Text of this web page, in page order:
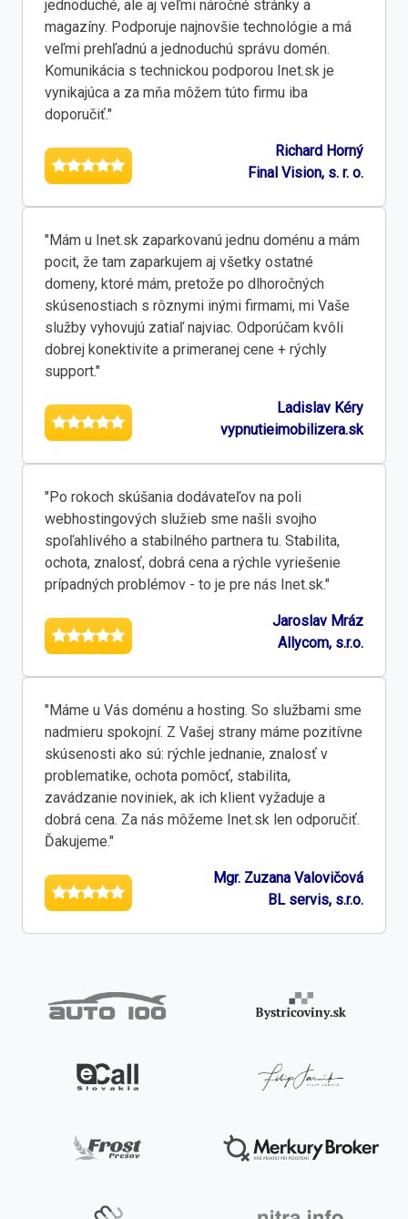
jednoduché, ale aj veľmi náročné stránky a
magazíny. Podporuje najnovšie technológie a má
veľmi prehľadnú a jednoduchú správu domén.
Komunikácia s technickou podporou Inet.sk je
vynikajúca a za mňa môžem túto firmu iba
doporučiť."
Richard Horný
Final Vision, s. r. o.
"Mám u Inet.sk zaparkovanú jednu doménu a mám
pocit, že tam zaparkujem aj všetky ostatné
domeny, ktoré mám, pretože po dlhoročných
skúsenostiach s rôznymi inými firmami, mi Vaše
služby vyhovujú zatiaľ najviac. Odporúčam kvôli
dobrej konektivite a primeranej cene + rýchly
support."
Ladislav Kéry
vypnutieimobilizera.sk
"Po rokoch skúšania dodávateľov na poli
webhostingových služieb sme našli svojho
spoľahlivého a stabilného partnera tu. Stabilita,
ochota, znalosť, dobrá cena a rýchle vyriešenie
prípadných problémov - to je pre nás Inet.sk."
Jaroslav Mráz
Allycom, s.r.o.
"Máme u Vás doménu a hosting. So službami sme
nadmieru spokojní. Z Vašej strany máme pozitívne
skúsenosti ako sú: rýchle jednanie, znalosť v
problematike, ochota pomôcť, stabilita,
zavádzanie noviniek, ak ich klient vyžaduje a
dobrá cena. Za nás môžeme Inet.sk len odporučiť.
Ďakujeme."
Mgr. Zuzana Valovičová
BL servis, s.r.o.